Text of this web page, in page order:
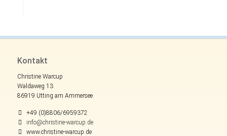
Kontakt
Christine Warcup
Waldaweg 13
86919 Utting am Ammersee
+49 (0)8806/6959372
info@christine-warcup.de
www.christine-warcup.de